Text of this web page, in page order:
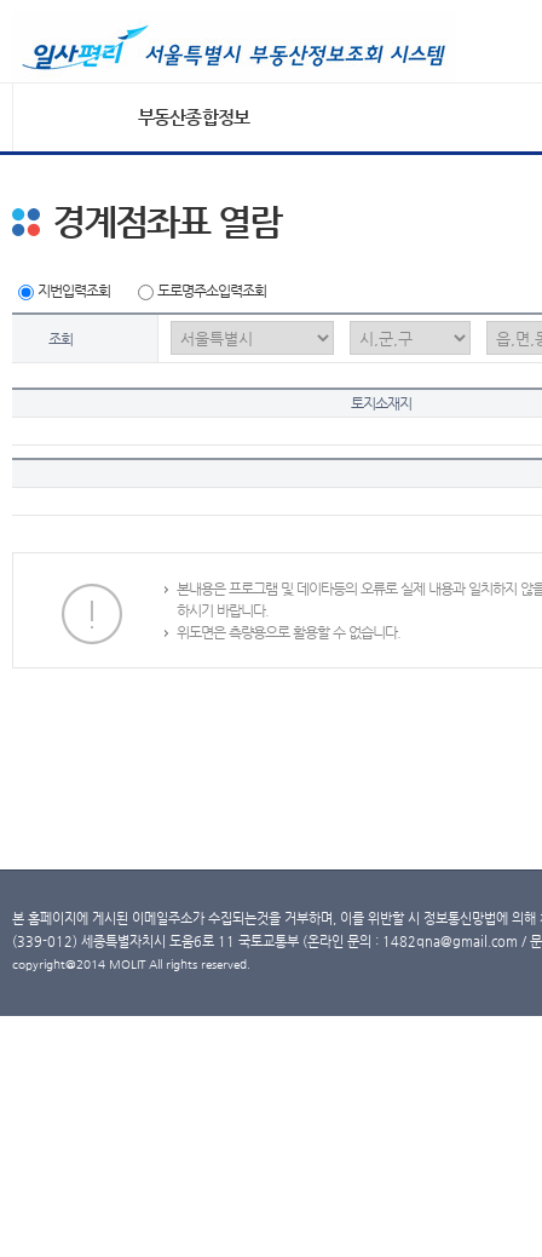
부동산종합정보
경계점좌표 열람
지번입력조회 도로명주소입력조회
조회
토지소재지
본내용은 프로그램 및 데이타등의 오류로 실제 내용과 일치하지
하시기 바랍니다.
위도면은 측량용으로 활용할 수 없습니다.
본 홈페이지에 게시된 이메일주소가 수집되는것을 거부하며, 이를 위반할 시 정보통신망법에 의
(339-012) 세종특별자치시 도움6로 11 국토교통부 (온라인 문의 : 1482qna@gmail.com /
copyright@2014 MOLIT All rights reserved.